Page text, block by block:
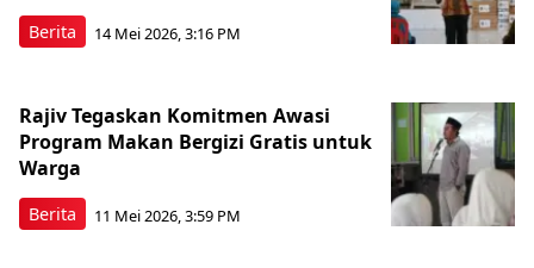
Berita 14 Mei 2026, 3:16 PM
Berita
Rajiv Tegaskan Komitmen Awasi
Program Makan Bergizi Gratis untuk
Warga
11 Mei 2026, 3:59 PM